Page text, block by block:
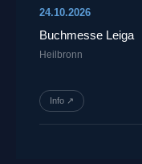
24.10.2026
Buchmesse Leiga
Heilbronn
Info ↗